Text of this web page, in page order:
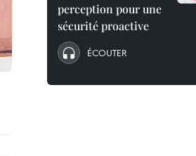
perception pour une
sécurité proactive
ÉCOUTER